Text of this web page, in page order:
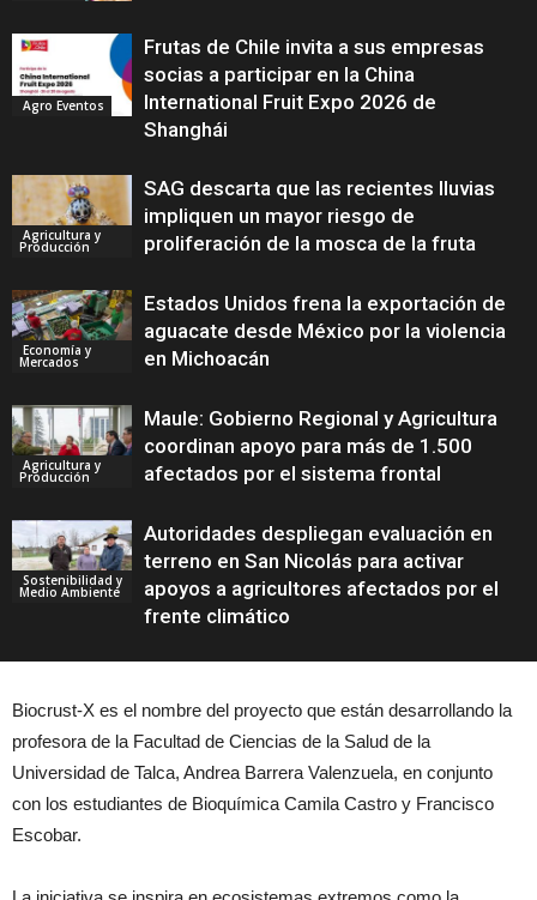
Agro Eventos
Frutas de Chile invita a sus empresas
socias a participar en la China
International Fruit Expo 2026 de
Shanghái
Agricultura y
Producción
SAG descarta que las recientes lluvias
impliquen un mayor riesgo de
proliferación de la mosca de la fruta
Economía y
Mercados
Estados Unidos frena la exportación de
aguacate desde México por la violencia
en Michoacán
Agricultura y
Producción
Maule: Gobierno Regional y Agricultura
coordinan apoyo para más de 1.500
afectados por el sistema frontal
Sostenibilidad y
Medio Ambiente
Autoridades despliegan evaluación en
terreno en San Nicolás para activar
apoyos a agricultores afectados por el
frente climático
Biocrust-X es el nombre del proyecto que están desarrollando la
profesora de la Facultad de Ciencias de la Salud de la
Universidad de Talca, Andrea Barrera Valenzuela, en conjunto
con los estudiantes de Bioquímica Camila Castro y Francisco
Escobar.